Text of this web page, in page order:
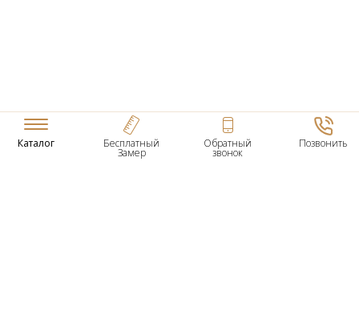
Каталог Бесплатный
Замер
Обратный
звонок
Позвонить